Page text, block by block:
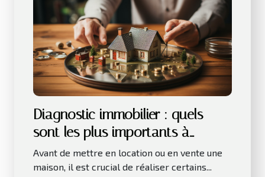
Diagnostic immobilier : quels
sont les plus importants à
réaliser avant la location ou la
vente d’une maison ?
Avant de mettre en location ou en vente une
maison, il est crucial de réaliser certains...